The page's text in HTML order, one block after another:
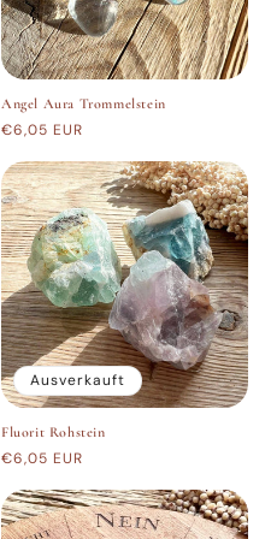
Angel Aura Trommelstein
Normaler
€6,05 EUR
Ausverkauft
Fluorit Rohstein
Normaler
€6,05 EUR